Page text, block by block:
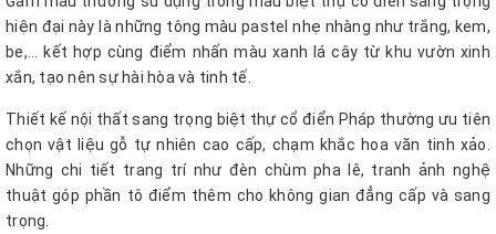
hiện đại này là những tông màu pastel nhẹ nhàng như trắng, kem,
be,... kết hợp cùng điểm nhấn màu xanh lá cây từ khu vườn xinh
xắn, tạo nên sự hài hòa và tinh tế.
Thiết kế nội thất sang trọng biệt thự cổ điển Pháp thường ưu tiên
chọn vật liệu gỗ tự nhiên cao cấp, chạm khắc hoa văn tinh xảo.
Những chi tiết trang trí như đèn chùm pha lê, tranh ảnh nghệ
thuật góp phần tô điểm thêm cho không gian đẳng cấp và sang
trọng.